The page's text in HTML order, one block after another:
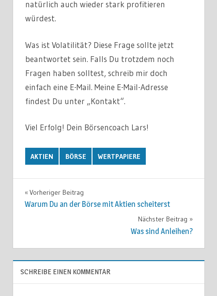
natürlich auch wieder stark profitieren
würdest.
Was ist Volatilität? Diese Frage sollte jetzt
beantwortet sein. Falls Du trotzdem noch
Fragen haben solltest, schreib mir doch
einfach eine E-Mail. Meine E-Mail-Adresse
findest Du unter „Kontakt“.
Viel Erfolg! Dein Börsencoach Lars!
AKTIEN BÖRSE WERTPAPIERE
Beitragsnavigation
Vorheriger Beitrag
Warum Du an der Börse mit Aktien scheiterst
Nächster Beitrag
Was sind Anleihen?
SCHREIBE EINEN KOMMENTAR